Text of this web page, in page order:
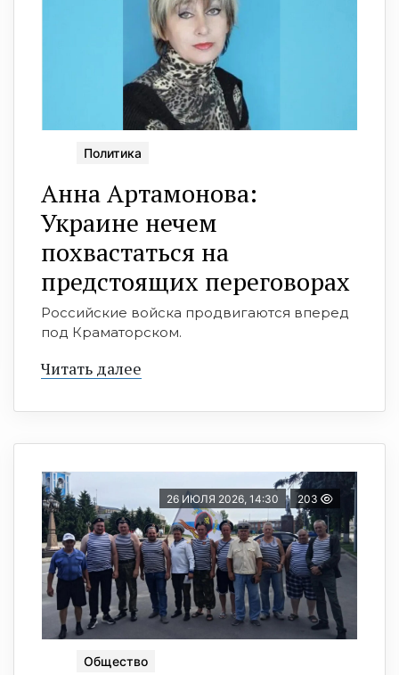
Политика
Анна Артамонова:
Украине нечем
похвастаться на
предстоящих переговорах
Российские войска продвигаются вперед
под Краматорском.
Читать далее
26 ИЮЛЯ 2026, 14:30 203
Общество